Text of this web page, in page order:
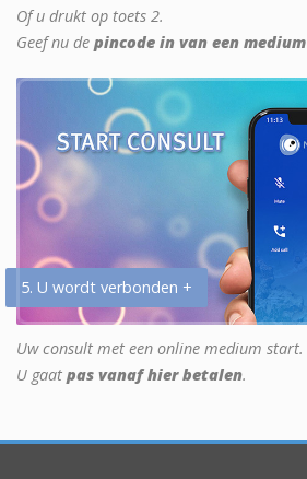
Of u drukt op toets 2.
Geef nu de pincode in van een medium
5. U wordt verbonden +
Uw consult met een online medium start.
U gaat pas vanaf hier betalen.